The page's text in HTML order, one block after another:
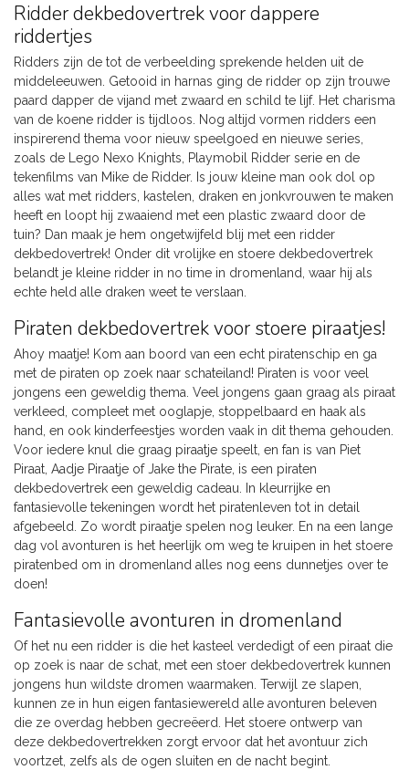
Ridder dekbedovertrek voor dappere
riddertjes
Ridders zijn de tot de verbeelding sprekende helden uit de
middeleeuwen. Getooid in harnas ging de ridder op zijn trouwe
paard dapper de vijand met zwaard en schild te lijf. Het charisma
van de koene ridder is tijdloos. Nog altijd vormen ridders een
inspirerend thema voor nieuw speelgoed en nieuwe series,
zoals de Lego Nexo Knights, Playmobil Ridder serie en de
tekenfilms van Mike de Ridder. Is jouw kleine man ook dol op
alles wat met ridders, kastelen, draken en jonkvrouwen te maken
heeft en loopt hij zwaaiend met een plastic zwaard door de
tuin? Dan maak je hem ongetwijfeld blij met een ridder
dekbedovertrek! Onder dit vrolijke en stoere dekbedovertrek
belandt je kleine ridder in no time in dromenland, waar hij als
echte held alle draken weet te verslaan.
Piraten dekbedovertrek voor stoere piraatjes!
Ahoy maatje! Kom aan boord van een echt piratenschip en ga
met de piraten op zoek naar schateiland! Piraten is voor veel
jongens een geweldig thema. Veel jongens gaan graag als piraat
verkleed, compleet met ooglapje, stoppelbaard en haak als
hand, en ook kinderfeestjes worden vaak in dit thema gehouden.
Voor iedere knul die graag piraatje speelt, en fan is van Piet
Piraat, Aadje Piraatje of Jake the Pirate, is een piraten
dekbedovertrek een geweldig cadeau. In kleurrijke en
fantasievolle tekeningen wordt het piratenleven tot in detail
afgebeeld. Zo wordt piraatje spelen nog leuker. En na een lange
dag vol avonturen is het heerlijk om weg te kruipen in het stoere
piratenbed om in dromenland alles nog eens dunnetjes over te
doen!
Fantasievolle avonturen in dromenland
Of het nu een ridder is die het kasteel verdedigt of een piraat die
op zoek is naar de schat, met een stoer dekbedovertrek kunnen
jongens hun wildste dromen waarmaken. Terwijl ze slapen,
kunnen ze in hun eigen fantasiewereld alle avonturen beleven
die ze overdag hebben gecreëerd. Het stoere ontwerp van
deze dekbedovertrekken zorgt ervoor dat het avontuur zich
voortzet, zelfs als de ogen sluiten en de nacht begint.